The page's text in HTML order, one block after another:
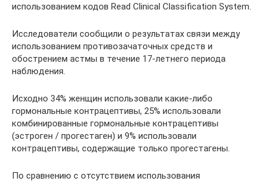
использованием кодов Read Clinical Classification System.
Исследователи сообщили о результатах связи между
использованием противозачаточных средств и
обострением астмы в течение 17-летнего периода
наблюдения.
Исходно 34% женщин использовали какие-либо
гормональные контрацептивы, 25% использовали
комбинированные гормональные контрацептивы
(эстроген / прогестаген) и 9% использовали
контрацептивы, содержащие только прогестагены.
По сравнению с отсутствием использования